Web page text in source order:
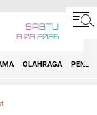
SABTU
8 08 2026
OLAHRAGA